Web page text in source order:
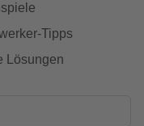
Tipps
Lösungen